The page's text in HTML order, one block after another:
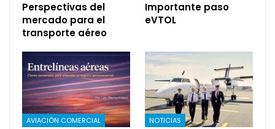
Perspectivas del
mercado para el
transporte aéreo
Importante paso
eVTOL
AVIACIÓN COMERCIAL NOTICIAS